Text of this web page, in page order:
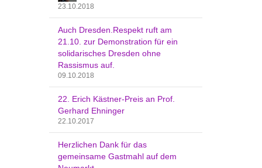
23.10.2018
Auch Dresden.Respekt ruft am
21.10. zur Demonstration für ein
solidarisches Dresden ohne
Rassismus auf.
09.10.2018
22. Erich Kästner-Preis an Prof.
Gerhard Ehninger
22.10.2017
Herzlichen Dank für das
gemeinsame Gastmahl auf dem